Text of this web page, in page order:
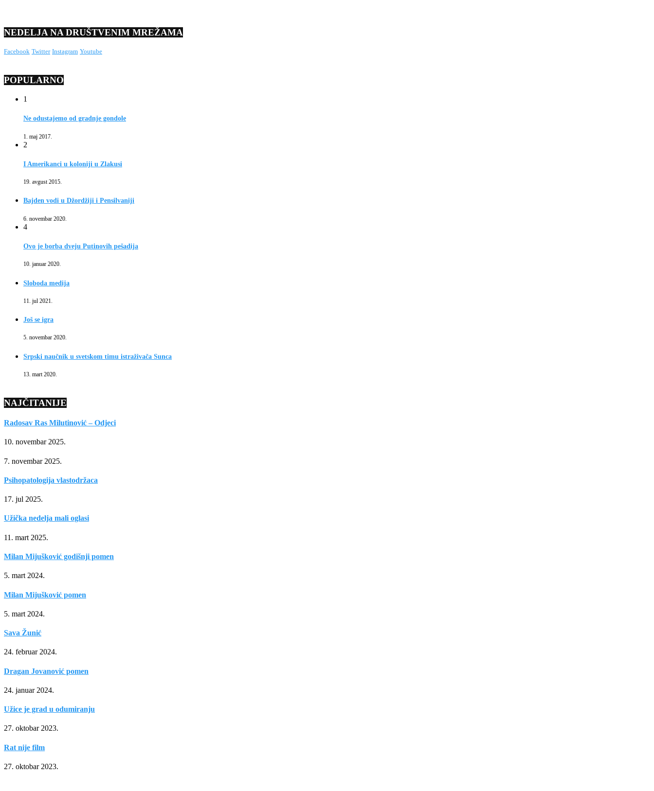
NEDELJA NA DRUŠTVENIM MREŽAMA
Facebook Twitter Instagram Youtube
POPULARNO
1
Ne odustajemo od gradnje gondole
1. maj 2017.
2
I Amerikanci u koloniji u Zlakusi
19. avgust 2015.
Bajden vodi u Džordžiji i Pensilvaniji
6. novembar 2020.
4
Ovo je borba dveju Putinovih pešadija
10. januar 2020.
Sloboda medija
11. jul 2021.
Još se igra
5. novembar 2020.
Srpski naučnik u svetskom timu istraživača Sunca
13. mart 2020.
NAJČITANIJE
Radosav Ras Milutinović – Odjeci
10. novembar 2025.
7. novembar 2025.
Psihopatologija vlastodržaca
17. jul 2025.
Užička nedelja mali oglasi
11. mart 2025.
Milan Mijušković godišnji pomen
5. mart 2024.
Milan Mijušković pomen
5. mart 2024.
Sava Žunić
24. februar 2024.
Dragan Jovanović pomen
24. januar 2024.
Užice je grad u odumiranju
27. oktobar 2023.
Rat nije film
27. oktobar 2023.